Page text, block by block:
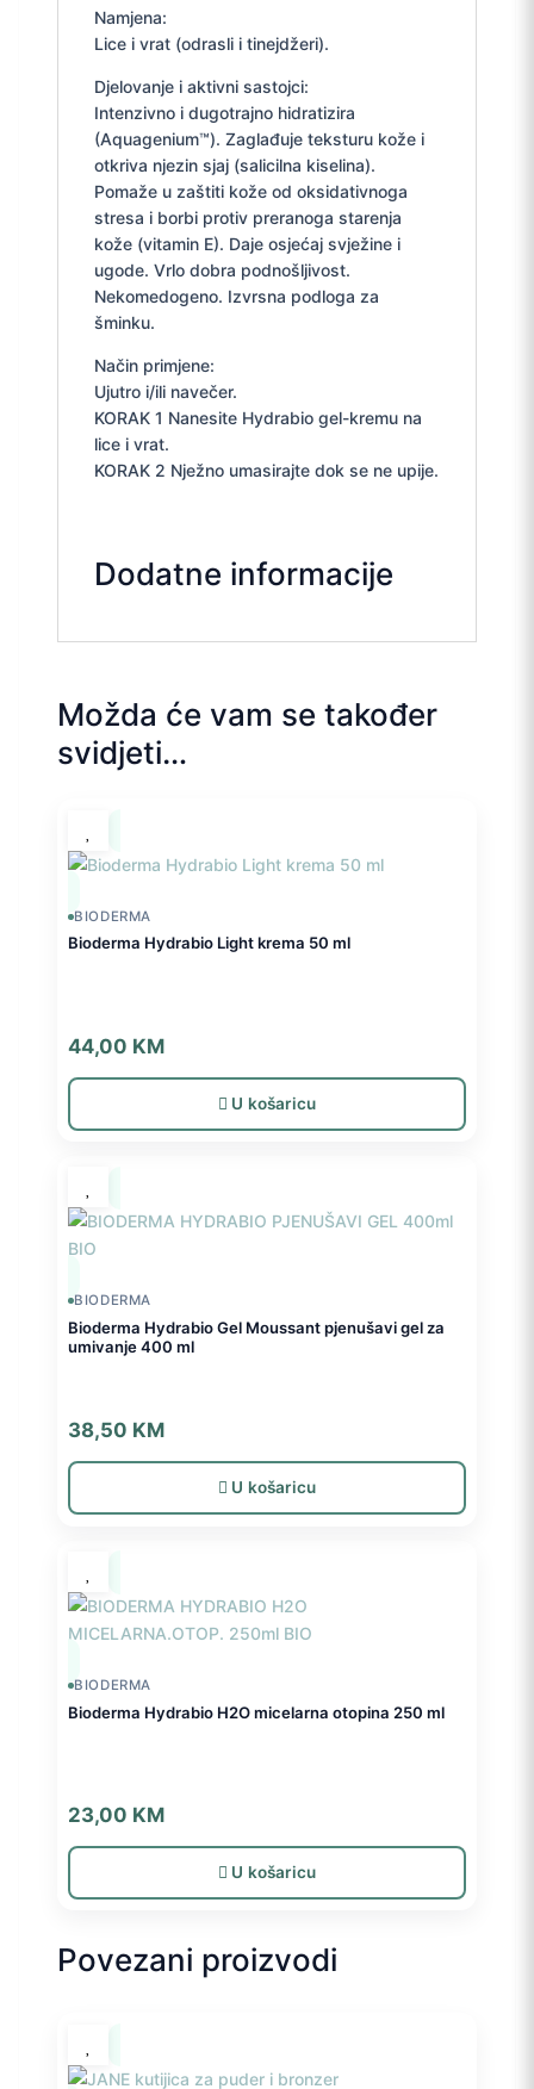
Namjena:
Lice i vrat (odrasli i tinejdžeri).
Djelovanje i aktivni sastojci:
Intenzivno i dugotrajno hidratizira
(Aquagenium™). Zaglađuje teksturu kože i
otkriva njezin sjaj (salicilna kiselina).
Pomaže u zaštiti kože od oksidativnoga
stresa i borbi protiv preranoga starenja
kože (vitamin E). Daje osjećaj svježine i
ugode. Vrlo dobra podnošljivost.
Nekomedogeno. Izvrsna podloga za
šminku.
Način primjene:
Ujutro i/ili navečer.
KORAK 1 Nanesite Hydrabio gel-kremu na
lice i vrat.
KORAK 2 Nježno umasirajte dok se ne upije.
Dodatne informacije
Možda će vam se također
svidjeti…
BIODERMA
Bioderma Hydrabio Light krema 50 ml
44,00 KM
U košaricu
BIODERMA
Bioderma Hydrabio Gel Moussant pjenušavi gel za
umivanje 400 ml
38,50 KM
U košaricu
BIODERMA
Bioderma Hydrabio H2O micelarna otopina 250 ml
23,00 KM
U košaricu
Povezani proizvodi